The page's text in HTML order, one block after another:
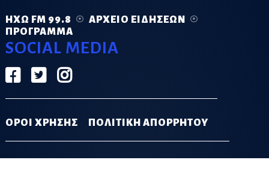
ΗΧΏ FM 99.8
ΑΡΧΕΊΟ ΕΙΔΉΣΕΩΝ
ΠΡΌΓΡΑΜΜΑ
SOCIAL MEDIA
ΟΡΟΙ ΧΡΗΣΗΣ ΠΟΛΙΤΙΚΗ ΑΠΟΡΡΗΤΟΥ